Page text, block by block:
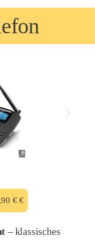
€ €
– klassisches